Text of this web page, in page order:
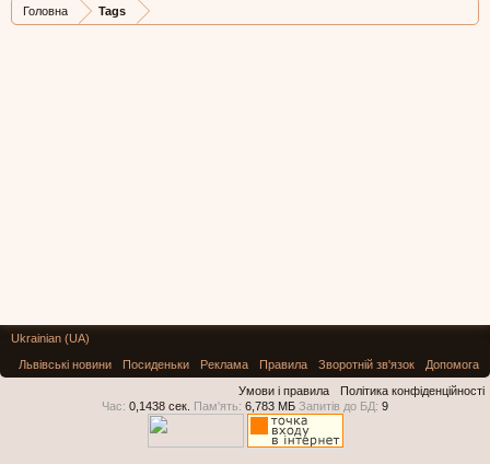
Головна Tags
Ukrainian (UA)
Львівські новини
Посиденьки Реклама Правила Зворотній зв'язок
Допомога
Умови і правила
Політика конфіденційності
Час: 0,1438 сек. Пам'ять: 6,783 МБ Запитів до БД: 9